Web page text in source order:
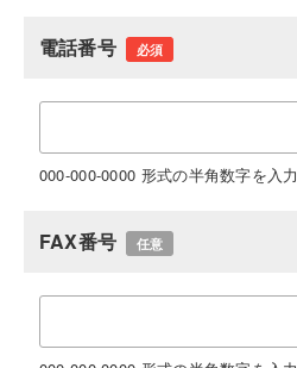
電話番号 必須
000-000-0000 形式の半角数字を入力
FAX番号 任意